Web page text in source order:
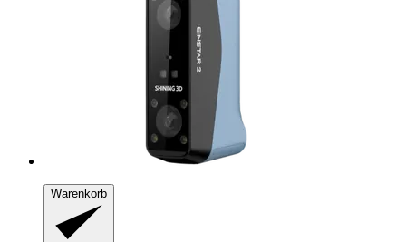
Warenkorb